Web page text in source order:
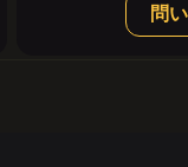
問